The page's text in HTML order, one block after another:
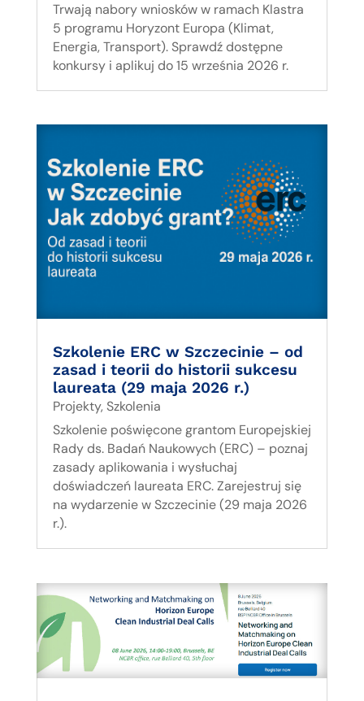
Trwają nabory wniosków w ramach Klastra
5 programu Horyzont Europa (Klimat,
Energia, Transport). Sprawdź dostępne
konkursy i aplikuj do 15 września 2026 r.
Szkolenie ERC w Szczecinie – od
zasad i teorii do historii sukcesu
laureata (29 maja 2026 r.)
Projekty,Szkolenia
Szkolenie poświęcone grantom Europejskiej
Rady ds. Badań Naukowych (ERC) – poznaj
zasady aplikowania i wysłuchaj
doświadczeń laureata ERC. Zarejestruj się
na wydarzenie w Szczecinie (29 maja 2026
r.).